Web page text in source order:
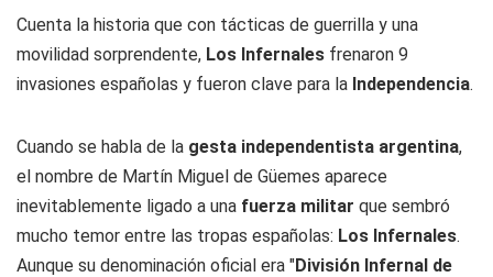
Cuenta la historia que con tácticas de guerrilla y una
movilidad sorprendente, Los Infernales frenaron 9
invasiones españolas y fueron clave para la Independencia.
Cuando se habla de la gesta independentista argentina,
el nombre de Martín Miguel de Güemes aparece
inevitablemente ligado a una fuerza militar que sembró
mucho temor entre las tropas españolas: Los Infernales.
Aunque su denominación oficial era "División Infernal de